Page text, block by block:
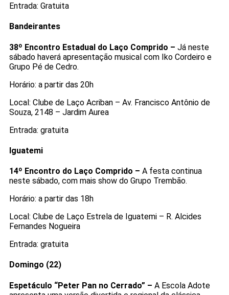
Entrada: Gratuita
Bandeirantes
38º Encontro Estadual do Laço Comprido – Já neste
sábado haverá apresentação musical com Iko Cordeiro e
Grupo Pé de Cedro.
Horário: a partir das 20h
Local: Clube de Laço Acriban – Av. Francisco Antônio de
Souza, 2148 – Jardim Aurea
Entrada: gratuita
Iguatemi
14º Encontro do Laço Comprido – A festa continua
neste sábado, com mais show do Grupo Trembão.
Horário: a partir das 18h
Local: Clube de Laço Estrela de Iguatemi – R. Alcides
Fernandes Nogueira
Entrada: gratuita
Domingo (22)
Espetáculo “Peter Pan no Cerrado” – A Escola Adote